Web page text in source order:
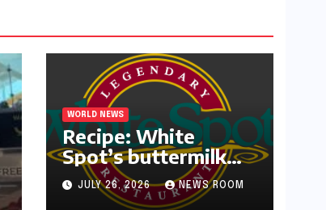
WORLD NEWS
Recipe: White
Spot’s buttermilk
waffles and
blueberry compote​
JULY 26, 2026 NEWS ROOM